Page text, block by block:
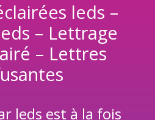
leds –
– Lettrage
– Lettres
leds est à la fois